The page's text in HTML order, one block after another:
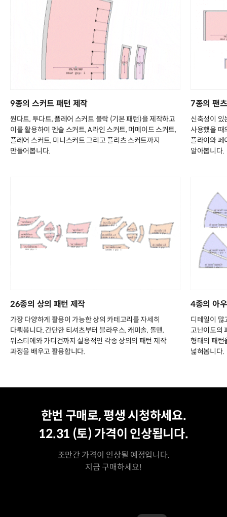
9종의 스커트 패턴 제작
원다트, 투다트, 플레어 스커트 블락 (기본 패턴)을 제작하고
이를 활용하여 펜슬 스커트, A라인 스커트, 머메이드 스커트,
플레어 스커트, 미니스커트 그리고 플리츠 스커트까지
만들어봅니다.
7종의 팬
신축성이 있
사용했을 때
플라이와 페
알아봅니다.
26종의 상의 패턴 제작
가장 다양하게 활용이 가능한 상의 카테고리를 자세히
다뤄봅니다. 간단한 티셔츠부터 블라우스, 캐미솔, 돌맨,
뷔스티에와 가디건까지 실용적인 각종 상의의 패턴 제작
과정을 배우고 활용합니다.
4종의 아
디테일이 많
고난이도의
형태의 패턴
넓혀봅니다.
한번 구매로, 평생 시청하세요.
12.31 (토) 가격이 인상됩니다.
조만간 가격이 인상될 예정입니다.
지금 구매하세요!